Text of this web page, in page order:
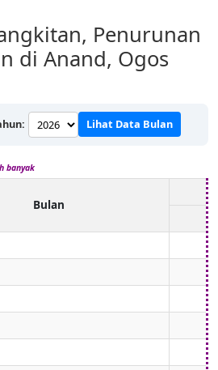
Penurunan
di Anand, Ogos
Lihat Data Bulan
banyak
Bulan